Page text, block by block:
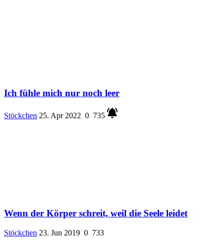
Ich fühle mich nur noch leer
Stöckchen 25. Apr 2022 0 735
Wenn der Körper schreit, weil die Seele leidet
Stöckchen 23. Jun 2019 0 733